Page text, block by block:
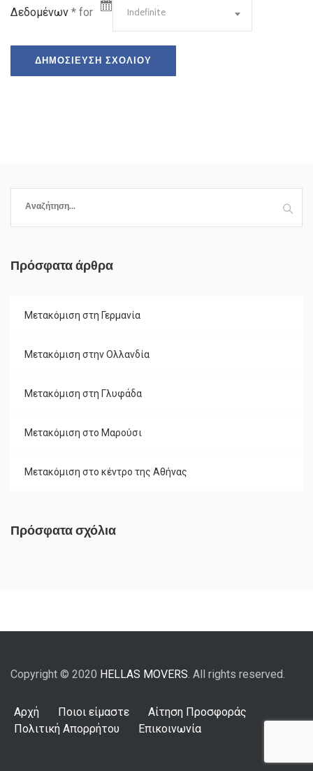
Δεδομένων * for Indefinite
α
ή
Πρόσφατα άρθρα
Μετακόμιση στη Γερμανία
Μετακόμιση στην Ολλανδία
Μετακόμιση στη Γλυφάδα
Μετακόμιση στο Μαρούσι
Μετακόμιση στο κέντρο της Αθήνας
Πρόσφατα σχόλια
Copyright © 2020 HELLAS MOVERS. All rights reserved.
Αρχή Ποιοι είμαστε
Αίτηση Προσφοράς
Πολιτική Απορρήτου
Επικοινωνία